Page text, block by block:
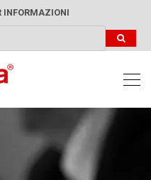
INFORMAZIONI